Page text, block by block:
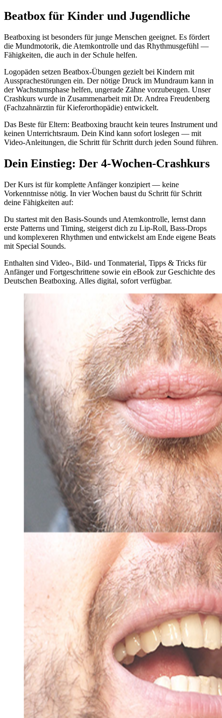
Beatbox für Kinder und Jugendliche
Beatboxing ist besonders für junge Menschen geeignet. Es fördert
die Mundmotorik, die Atemkontrolle und das Rhythmusgefühl —
Fähigkeiten, die auch in der Schule helfen.
Logopäden setzen Beatbox-Übungen gezielt bei Kindern mit
Aussprachestörungen ein. Der nötige Druck im Mundraum kann in
der Wachstumsphase helfen, ungerade Zähne vorzubeugen. Unser
Crashkurs wurde in Zusammenarbeit mit Dr. Andrea Freudenberg
(Fachzahnärztin für Kieferorthopädie) entwickelt.
Das Beste für Eltern: Beatboxing braucht kein teures Instrument und
keinen Unterrichtsraum. Dein Kind kann sofort loslegen — mit
Video-Anleitungen, die Schritt für Schritt durch jeden Sound führen.
Dein Einstieg: Der 4-Wochen-Crashkurs
Der Kurs ist für komplette Anfänger konzipiert — keine
Vorkenntnisse nötig. In vier Wochen baust du Schritt für Schritt
deine Fähigkeiten auf:
Du startest mit den Basis-Sounds und Atemkontrolle, lernst dann
erste Patterns und Timing, steigerst dich zu Lip-Roll, Bass-Drops
und komplexeren Rhythmen und entwickelst am Ende eigene Beats
mit Special Sounds.
Enthalten sind Video-, Bild- und Tonmaterial, Tipps & Tricks für
Anfänger und Fortgeschrittene sowie ein eBook zur Geschichte des
Deutschen Beatboxing. Alles digital, sofort verfügbar.